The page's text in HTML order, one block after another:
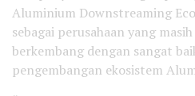
Aluminium Downstreaming
sebagai perusahaan yang
berkembang dengan sangat
pengembangan ekosistem